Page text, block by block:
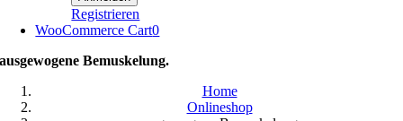
Registrieren
WooCommerce Cart0
ausgewogene Bemuskelung.
Home
Onlineshop